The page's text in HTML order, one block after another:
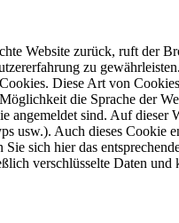
Website zurück, ruft der
zu
Diese Art von
die Sprache der
angemeldet sind. Auf dieser
usw.). Auch dieses Cookie
Sie sich hier das
verschlüsselte Daten und